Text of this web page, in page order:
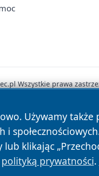
Używamy
klikając
polityką prywatności.
Wszystkie prawa
Polityka